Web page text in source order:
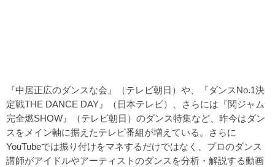
『中居正広のダンスな会』（テレビ朝日）や、『ダンスNo.1決
定戦THE DANCE DAY』（日本テレビ）、さらには『関ジャム
完全燃SHOW』（テレビ朝日）のダンス特集など、昨今はダン
スをメイン軸に据えたテレビ番組が増えている。さらに
YouTubeでは振り付けをマネするだけではなく、プロのダンス
講師がアイドルやアーティストのダンスを分析・解説する動画